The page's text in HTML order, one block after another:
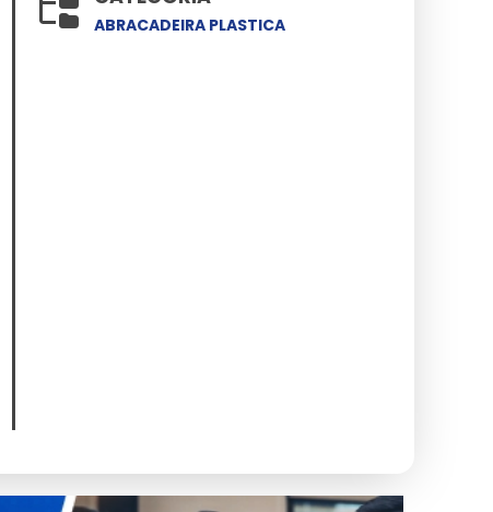
ABRACADEIRA PLASTICA